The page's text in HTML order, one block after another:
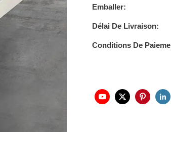
Emballer:
Délai De Livraison:
Conditions De